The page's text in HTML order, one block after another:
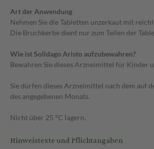
Art der Anwendung
Nehmen Sie die Tabletten unzerkaut mit
Die Bruchkerbe dient nur zum Teilen der
Wie ist Solidago Aristo aufzubewahren?
Bewahren Sie dieses Arzneimittel für Kinder
Sie dürfen dieses Arzneimittel nach dem auf
des angegebenen Monats.
Nicht über 25 °C lagern.
Hinweistexte und Pflichtangaben